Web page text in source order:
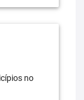
no